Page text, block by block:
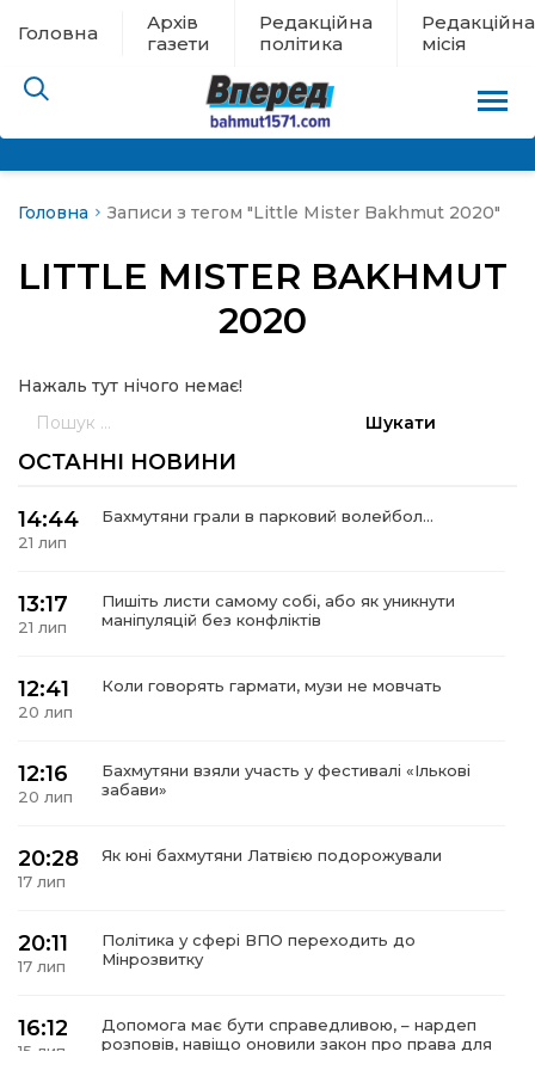
Головна
Архів
газети
Редакційна
політика
Редакційна
місія
евакуації
політика
місія
Головна Записи з тегом "Little Mister Bakhmut 2020"
LITTLE MISTER BAKHMUT
2020
Нажаль тут нічого немає!
ОСТАННІ НОВИНИ
14:44
21 лип
Бахмутяни грали в парковий волейбол…
13:17
21 лип
Пишіть листи самому собі, або як уникнути
маніпуляцій без конфліктів
12:41
20 лип
Коли говорять гармати, музи не мовчать
12:16
20 лип
Бахмутяни взяли участь у фестивалі «Ількові
забави»
20:28
17 лип
Як юні бахмутяни Латвією подорожували
20:11
17 лип
Політика у сфері ВПО переходить до
Мінрозвитку
16:12
15 лип
Допомога має бути справедливою, – нардеп
розповів, навіщо оновили закон про права для